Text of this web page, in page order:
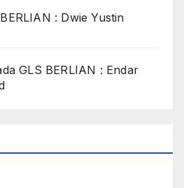
: Dwie Yustin
GLS BERLIAN : Endar